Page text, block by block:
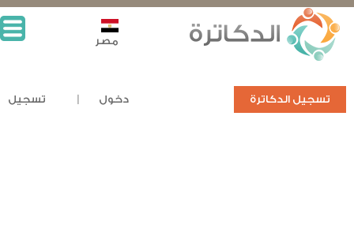
تسجيل الدكاترة دخول تسجيل
مصر